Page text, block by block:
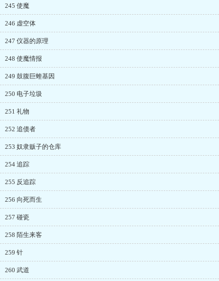
245 使魔
246 虚空体
247 仪器的原理
248 使魔情报
249 鼓腹巨蝰基因
250 电子垃圾
251 礼物
252 追债者
253 奴隶贩子的仓库
254 追踪
255 反追踪
256 向死而生
257 碰瓷
258 陌生来客
259 针
260 武道